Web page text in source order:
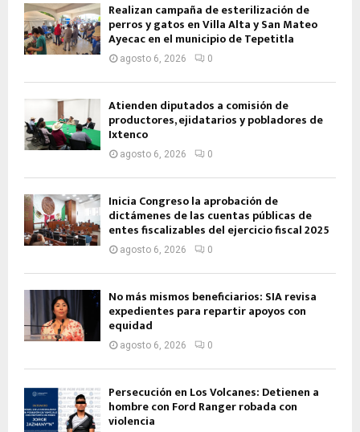
Realizan campaña de esterilización de
perros y gatos en Villa Alta y San Mateo
Ayecac en el municipio de Tepetitla
agosto 6, 2026 0
Atienden diputados a comisión de
productores, ejidatarios y pobladores de
Ixtenco
agosto 6, 2026 0
Inicia Congreso la aprobación de
dictámenes de las cuentas públicas de
entes fiscalizables del ejercicio fiscal 2025
agosto 6, 2026 0
No más mismos beneficiarios: SIA revisa
expedientes para repartir apoyos con
equidad
agosto 6, 2026 0
Persecución en Los Volcanes: Detienen a
hombre con Ford Ranger robada con
violencia